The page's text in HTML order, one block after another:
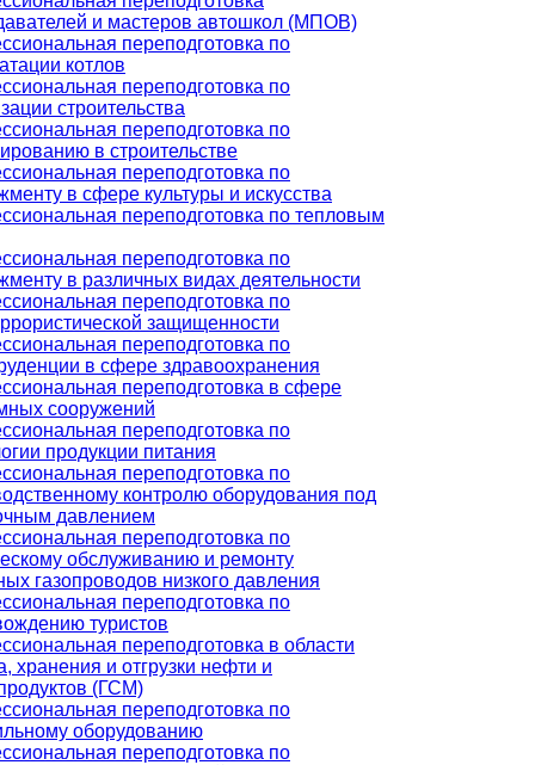
и мастеров автошкол (МПОВ)
переподготовка по
котлов
переподготовка по
строительства
переподготовка по
в строительстве
переподготовка по
в сфере культуры и искусства
переподготовка по тепловым
переподготовка по
в различных видах деятельности
переподготовка по
защищенности
переподготовка по
в сфере здравоохранения
переподготовка в сфере
сооружений
переподготовка по
продукции питания
переподготовка по
контролю оборудования под
давлением
переподготовка по
обслуживанию и ремонту
газопроводов низкого давления
переподготовка по
туристов
переподготовка в области
хранения и отгрузки нефти и
(ГСМ)
переподготовка по
оборудованию
переподготовка по